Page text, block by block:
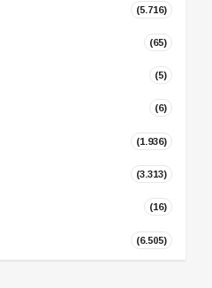
(5.716)
(65)
(5)
(6)
(1.936)
(3.313)
(16)
(6.505)